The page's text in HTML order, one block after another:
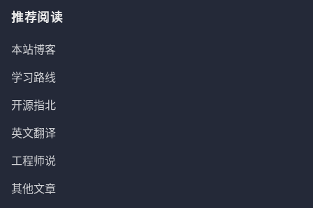
推荐阅读
本站博客
学习路线
开源指北
英文翻译
工程师说
其他文章